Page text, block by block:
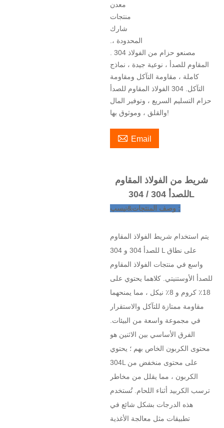
معدن
منتجات
شارك
.، المحدودة
. 304 مصنعو حزام من الفولاذ
المقاوم للصدأ ، نوعية جيدة ، نماذج
كاملة ، مقاومة التآكل ومقاومة
التآكل. 304 الفولاذ المقاوم للصدأ
حزام التسليم السريع ، وتوفير المال
والقلق ، وموثوق بها!
 Email
شريط من الفولاذ المقاوم
للصدأ 304 / 304L
وصف المنتجات&نبسب ;
يتم استخدام شريط الفولاذ المقاوم
للصدأ 304 و 304 L على نطاق
واسع في منتجات الفولاذ المقاوم
للصدأ الأوستنيتي. كلاهما يحتوي على
18٪ كروم و 8٪ نيكل ، مما يمنحهما
مقاومة ممتازة للتآكل والاستقرار
في مجموعة واسعة من البيئات.
الفرق الأساسي بين الاثنين هو
محتوى الكربون الخاص بهم ؛ يحتوي
304L على محتوى منخفض من
الكربون ، مما يقلل من مخاطر
ترسب الكربيد أثناء اللحام. تُستخدم
هذه الدرجات بشكل شائع في
تطبيقات مثل معالجة الأغذية